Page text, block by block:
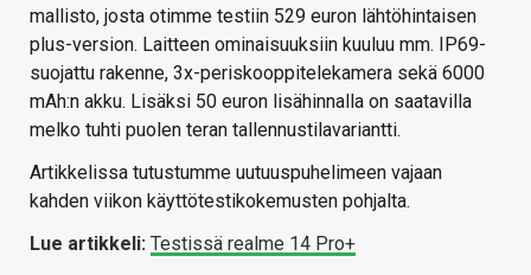
mallisto, josta otimme testiin 529 euron lähtöhintaisen
plus-version. Laitteen ominaisuuksiin kuuluu mm. IP69-
suojattu rakenne, 3x-periskooppitelekamera sekä 6000
mAh:n akku. Lisäksi 50 euron lisähinnalla on saatavilla
melko tuhti puolen teran tallennustilavariantti.
Artikkelissa tutustumme uutuuspuhelimeen vajaan
kahden viikon käyttötestikokemusten pohjalta.
Lue artikkeli: Testissä realme 14 Pro+